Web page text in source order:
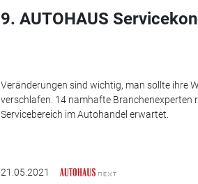
9. AUTOHAUS
Veränderungen sind wichtig, man sollte ihre
verschlafen. 14 namhafte Branchenexperten
Servicebereich im Autohandel erwartet.
21.05.2021